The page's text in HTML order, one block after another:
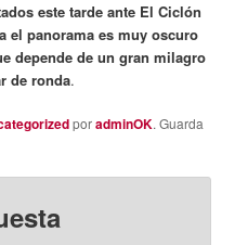
este tarde ante El Ciclón
el panorama es muy oscuro
depende de un gran milagro
de ronda.
poradminOK. Guarda